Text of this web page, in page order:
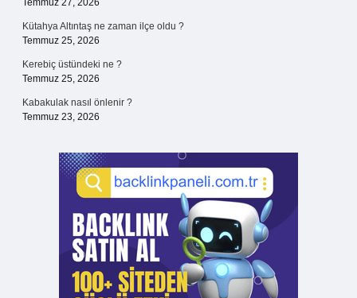
Temmuz 27, 2026
Kütahya Altıntaş ne zaman ilçe oldu ?
Temmuz 25, 2026
Kerebiç üstündeki ne ?
Temmuz 25, 2026
Kabakulak nasıl önlenir ?
Temmuz 23, 2026